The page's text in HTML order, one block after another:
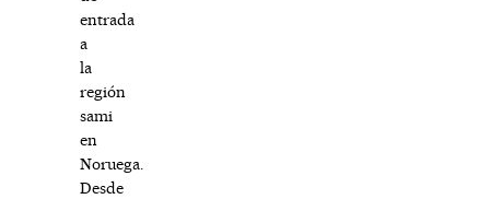
entrada
a
la
región
sami
en
Noruega.
Desde